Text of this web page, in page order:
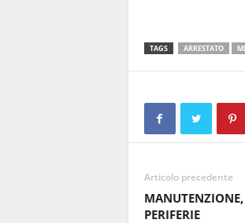
TAGS ARRESTATO
Articolo precedente
PERIFERIE